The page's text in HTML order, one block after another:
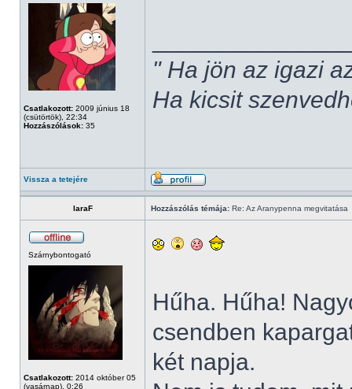
Csatlakozott: 2009 június 18
(csütörtök), 22:34
Hozzászólások: 35
" Ha jön az igazi
Ha kicsit
Vissza a tetejére
laraF Hozzászólás témája: Re: Az Aranypenna megvitatása
Szárnybontogató
Csatlakozott: 2014 október 05
(vasárnap), 0:26
Hűha. Hűha!
csendben
két napja.